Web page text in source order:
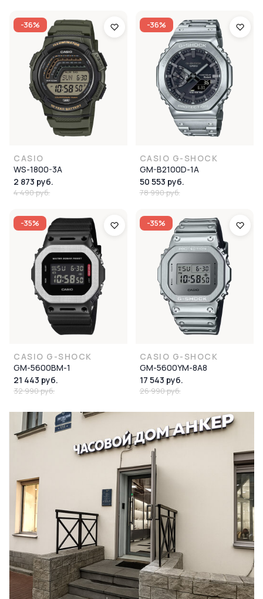
-36%
CASIO
WS-1800-3A
2 873 руб.
4 490 руб.
-36%
CASIO G-SHOCK
GM-B2100D-1A
50 553 руб.
78 990 руб.
-35%
CASIO G-SHOCK
GM-5600BM-1
21 443 руб.
32 990 руб.
-35%
CASIO G-SHOCK
GM-5600YM-8A8
17 543 руб.
26 990 руб.